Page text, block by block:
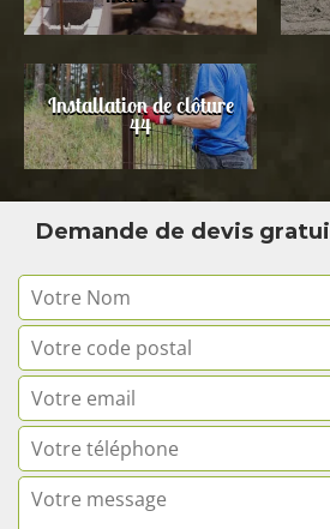
Installation de clôture
44
Demande de devis